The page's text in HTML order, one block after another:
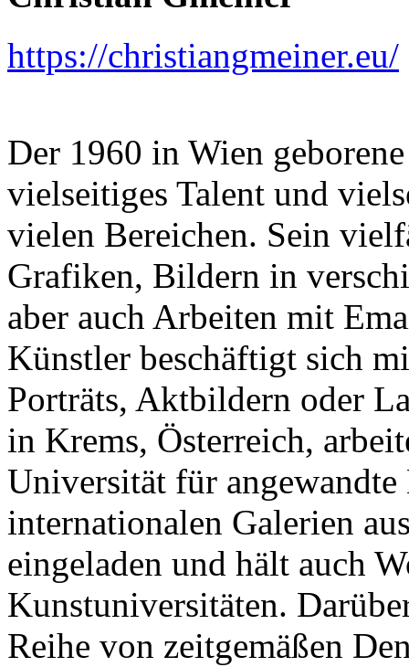
https://christiangmeiner.eu/
Der 1960 in Wien
vielseitiges Talent und
vielen Bereichen. Sein
Grafiken, Bildern in
aber auch Arbeiten mit
Künstler beschäftigt sich
Porträts, Aktbildern oder
in Krems, Österreich,
Universität für
internationalen Galerien
eingeladen und hält auch
Kunstuniversitäten.
Reihe von zeitgemäßen